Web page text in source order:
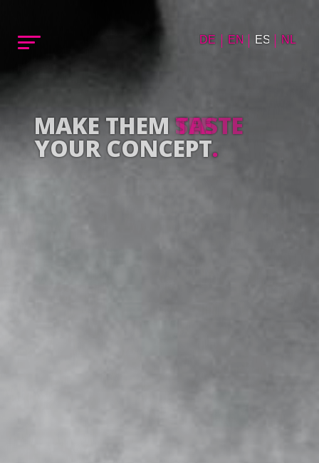
DE EN ES NL
MAKE THEM TASTE
YOUR CONCEPT.